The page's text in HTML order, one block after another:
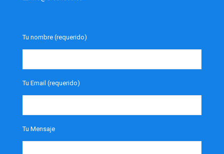
Tu nombre (requerido)
Tu Email (requerido)
Tu Mensaje